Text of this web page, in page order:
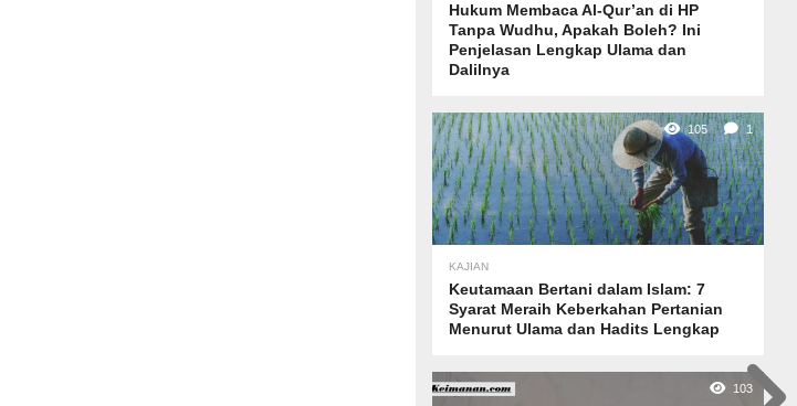
Hukum Membaca Al-Qur’an di HP
Tanpa Wudhu, Apakah Boleh? Ini
Penjelasan Lengkap Ulama dan
Dalilnya
105 1
KAJIAN
Keutamaan Bertani dalam Islam: 7
Syarat Meraih Keberkahan Pertanian
Menurut Ulama dan Hadits Lengkap
103